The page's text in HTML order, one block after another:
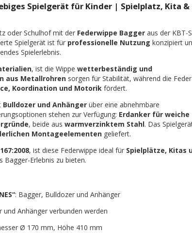
Spielgerät für Kinder | Spielplatz, Kita &
oder Schulhof mit der Federwippe Baggeraus der KBT-
Spielgerät ist für professionelle Nutzung konzipiert
Spielerlebnis.
, ist die Wippe wetterbeständig und
aus Metallrohrensorgen für Stabilität, während die
Koordination und Motorikfördert.
Bulldozer und Anhängerüber eine abnehmbare
stehen zur Verfügung: Erdanker für weiche
, beide aus warmverzinktem Stahl. Das
Montageelementengeliefert.
, ist diese Federwippe ideal für Spielplätze, Kitas
Bagger-Erlebnis zu bieten.
: Bagger, Bulldozer und Anhänger
Anhänger verbunden werden
Ø 170 mm, Höhe 410 mm